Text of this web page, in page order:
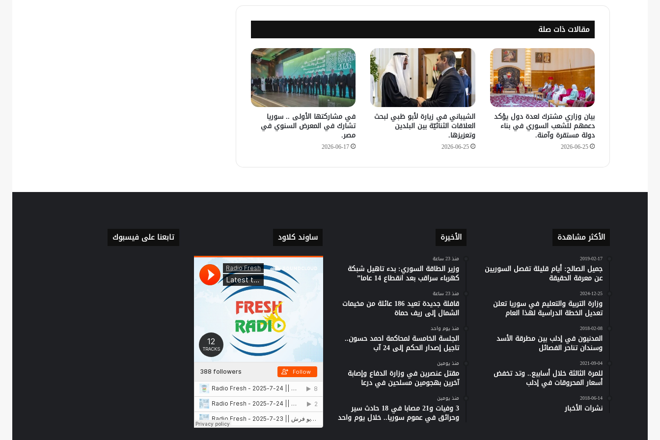
مصدر أمني: التحقيق مستمر في وفاة
سليمان عبد الباقي مدير أمن السويداء
يكشف سبب انفجار مركبة على طريق
دمشق
في زيارته الأولى .. الرئيس الفرنسي
يصل إلى سوريا.
مقالات ذات صلة
بيان وزاري مشترك لعدة دول يؤكد
دعمهم للشعب السوري في بناء
دولة مستقرة وآمنة.
2026-06-25
الشيباني في زيارة لأبو ظبي لبحث
العلاقات الثنائيّة بين البلدين
وتعزيزها.
2026-06-25
في مشاركتها الأولى .. سوريا
تشارك في المعرض السنوي في
مصر.
2026-06-17
الأكثر مشاهدة
2019-02-17
جميل الصالح: أيام قليلة تفصل السوريين
عن معرفة الحقيقة
2024-12-25
وزارة التربية والتعليم في سوريا تعلن
تعديل الخطة الدراسية لهذا العام
2018-02-08
المدنيون في إدلب بين مطرقة الأسد
وسندان تناحر الفصائل
2021-09-04
للمرة الثالثة خلال أسابيع.. وتد تخفض
أسعار المحروقات في إدلب
2018-06-14
نشرات الأخبار
الأخيرة
منذ 23 ساعة
وزير الطاقة السوري: بدء تاهيل شبكة
كهرباء سراقب بعد انقطاع 14 عاما”
منذ 23 ساعة
قافلة جديدة تعيد 186 عائلة من مخيمات
الشمال إلى ريف حماة
منذ يوم واحد
الجلسة الخامسة لمحاكمة احمد حسون..
تاجيل إصدار الحكم إلى 24 آب
منذ يومين
مقتل عنصرين في وزارة الدفاع وإصابة
آخرين بهجومين مسلحين في درعا
منذ يومين
3 وفيات و21 مصابا في 18 حادث سير
وحرائق في عموم سوريا.. خلال يوم واحد
ساوند كلاود تابعنا على فيسبوك